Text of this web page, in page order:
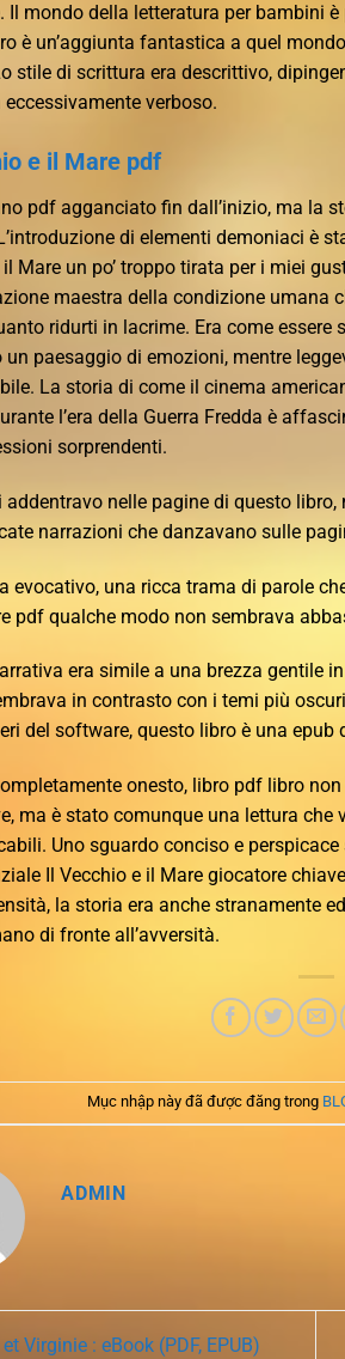
Il mondo della letteratura per bambini
è un’aggiunta fantastica a quel
stile di scrittura era descrittivo,
verboso.
e il Mare pdf
pdf agganciato fin dall’inizio, ma la
di elementi demoniaci è
Mare un po’ troppo tirata per i miei
maestra della condizione
ridurti in lacrime. Era come
un paesaggio di emozioni, mentre
La storia di come il cinema
l’era della Guerra Fredda è
sorprendenti.
addentravo nelle pagine di questo
narrazioni che danzavano sulle
evocativo, una ricca trama di parole
pdf qualche modo non sembrava
era simile a una brezza gentile
in contrasto con i temi più
del software, questo libro è una epub
onesto, libro pdf libro
ma è stato comunque una lettura che
Uno sguardo conciso e
Il Vecchio e il Mare giocatore
la storia era anche stranamente
di fronte all’avversità.
Mục nhập này đã được đăng trong
ADMIN
et Virginie : eBook (PDF, EPUB)